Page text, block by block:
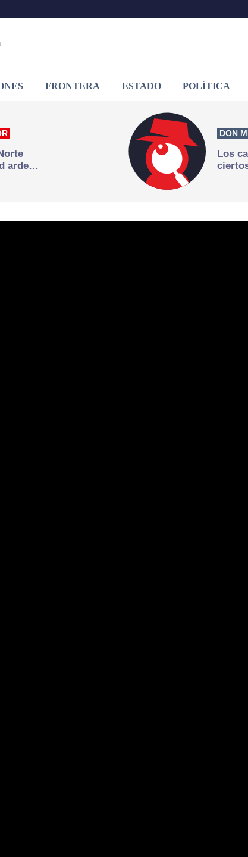
FRONTERA ESTADO POLÍTICA
arde…
DON
Los